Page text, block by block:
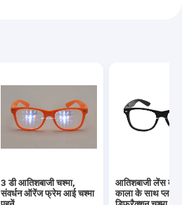
3 डी आतिशबाजी चश्मा,
संवर्धन ऑरेंज फ्रेम आई चश्मा
आतिशबाजी लेंस
काला के साथ